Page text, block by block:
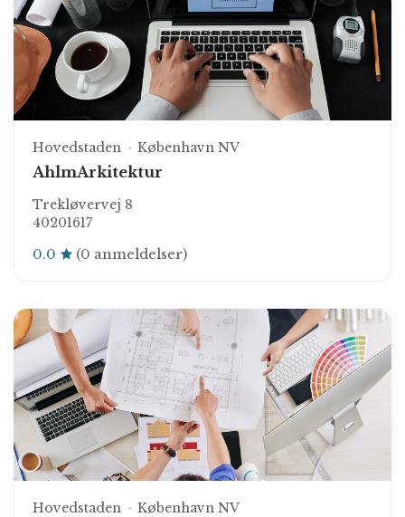
Hovedstaden København NV
AhlmArkitektur
Trekløvervej 8
40201617
0.0 (0 anmeldelser)
Hovedstaden København NV